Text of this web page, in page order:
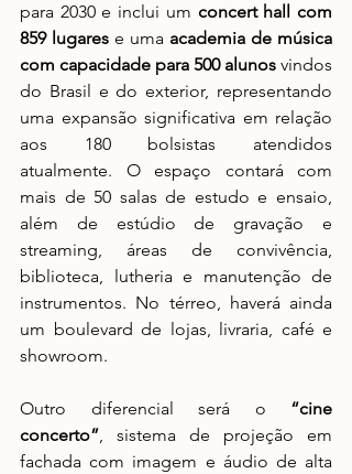
para 2030 e inclui um concert hall com
859 lugares e uma academia de música
com capacidade para 500 alunos vindos
do Brasil e do exterior, representando
uma expansão significativa em relação
aos 180 bolsistas atendidos
atualmente. O espaço contará com
mais de 50 salas de estudo e ensaio,
além de estúdio de gravação e
streaming, áreas de convivência,
biblioteca, lutheria e manutenção de
instrumentos. No térreo, haverá ainda
um boulevard de lojas, livraria, café e
showroom.
Outro diferencial será o “cine
concerto”, sistema de projeção em
fachada com imagem e áudio de alta